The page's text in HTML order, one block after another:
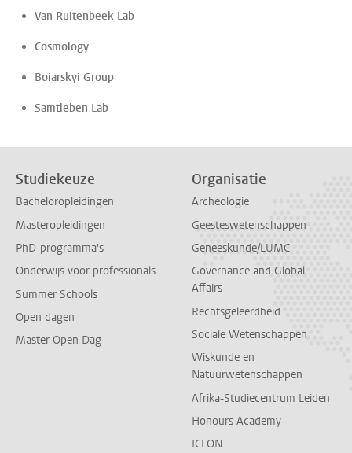
Van Ruitenbeek Lab
Cosmology
Boiarskyi Group
Samtleben Lab
Studiekeuze
Bacheloropleidingen
Masteropleidingen
PhD-programma's
Onderwijs voor professionals
Summer Schools
Open dagen
Master Open Dag
Organisatie
Archeologie
Geesteswetenschappen
Geneeskunde/LUMC
Governance and Global
Affairs
Rechtsgeleerdheid
Sociale Wetenschappen
Wiskunde en
Natuurwetenschappen
Afrika-Studiecentrum Leiden
Honours Academy
ICLON